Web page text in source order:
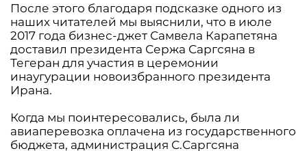
После этого благодаря подсказке одного из
наших читателей мы выяснили, что в июле
2017 года бизнес-джет Самвела Карапетяна
доставил президента Сержа Саргсяна в
Тегеран для участия в церемонии
инаугурации новоизбранного президента
Ирана.
Когда мы поинтересовались, была ли
авиаперевозка оплачена из государственного
бюджета, администрация С.Саргсяна